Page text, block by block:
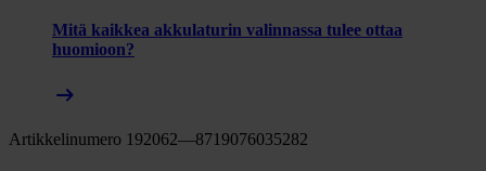
Mitä kaikkea akkulaturin valinnassa tulee ottaa
huomioon?
arrow_right_alt
Artikkelinumero 192062—8719076035282